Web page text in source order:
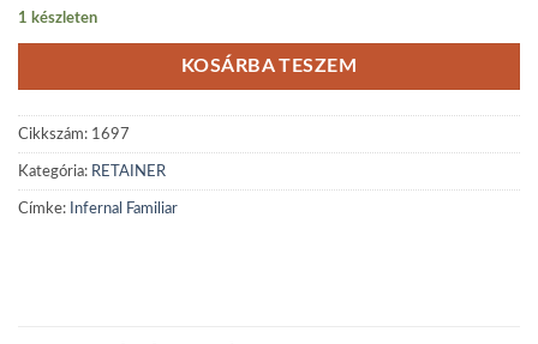
1 készleten
KOSÁRBA TESZEM
Cikkszám: 1697
Kategória: RETAINER
Címke: Infernal Familiar